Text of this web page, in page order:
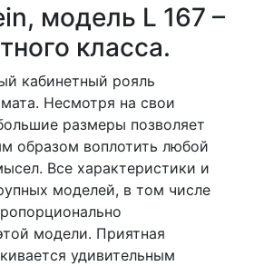
модель L 167 –
класса.
кабинетный рояль
Несмотря на свои
размеры позволяет
образом воплотить любой
Все характеристики и
моделей, в том числе
модели. Приятная
удивительным